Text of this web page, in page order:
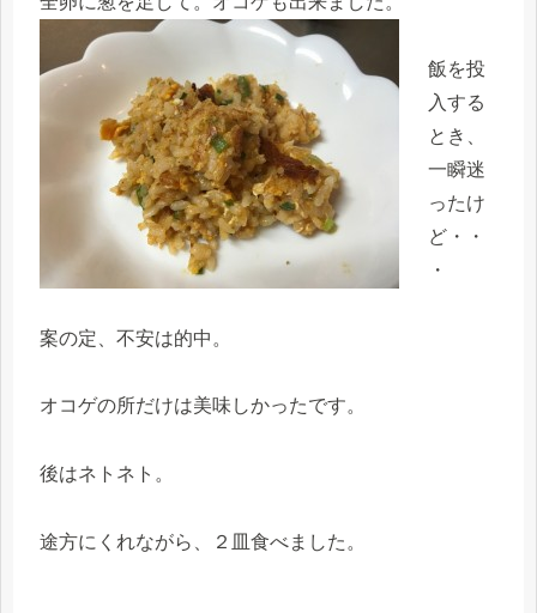
飯を投
入する
とき、
一瞬迷
ったけ
ど・・
・
案の定、不安は的中。
オコゲの所だけは美味しかったです。
後はネトネト。
途方にくれながら、２皿食べました。